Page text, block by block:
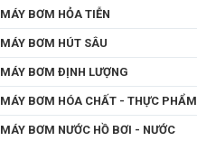
MÁY BƠM HỎA TIỄN
MÁY BƠM HÚT SÂU
MÁY BƠM ĐỊNH LƯỢNG
MÁY BƠM HÓA CHẤT - THỰC PHẨM
MÁY BƠM NƯỚC HỒ BƠI - NƯỚC